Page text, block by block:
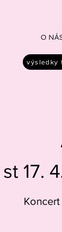
O
výsledky
st 17.